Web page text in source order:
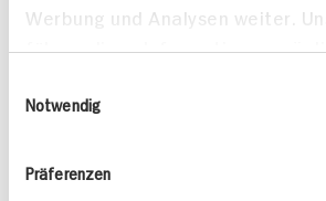
Werbung und Analysen weiter.
führen diese Informationen
bereitgestellt haben oder die sie
Notwendig
Präferenzen